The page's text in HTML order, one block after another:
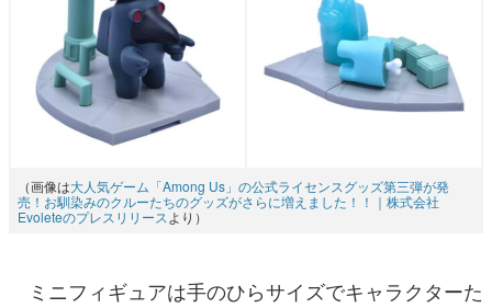
（画像は大人気ゲーム「Among Us」の公式ライセンスグッズ第三弾が発
売！お馴染みのクルーたちのグッズがさらに増えました！！｜株式会社
Evoleteのプレスリリース より）
ミニフィギュアは手のひらサイズでキャラクターた